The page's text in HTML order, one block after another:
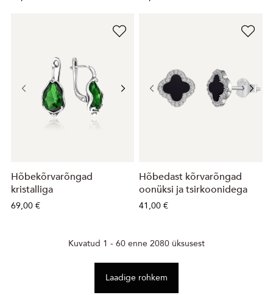
Hõbekõrvarõngad
kristalliga
69,00 €
Hõbedast kõrvarõngad
oonüksi ja tsirkoonidega
41,00 €
Kuvatud 1 - 60 enne 2080 üksusest
Laadige rohkem